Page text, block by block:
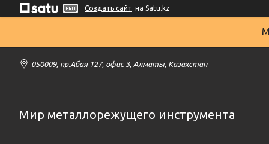
Создать сайт на Satu.kz
050009, пр.Абая 127, офис 3, Алматы, Казахстан
Мир металлорежущего инструмента